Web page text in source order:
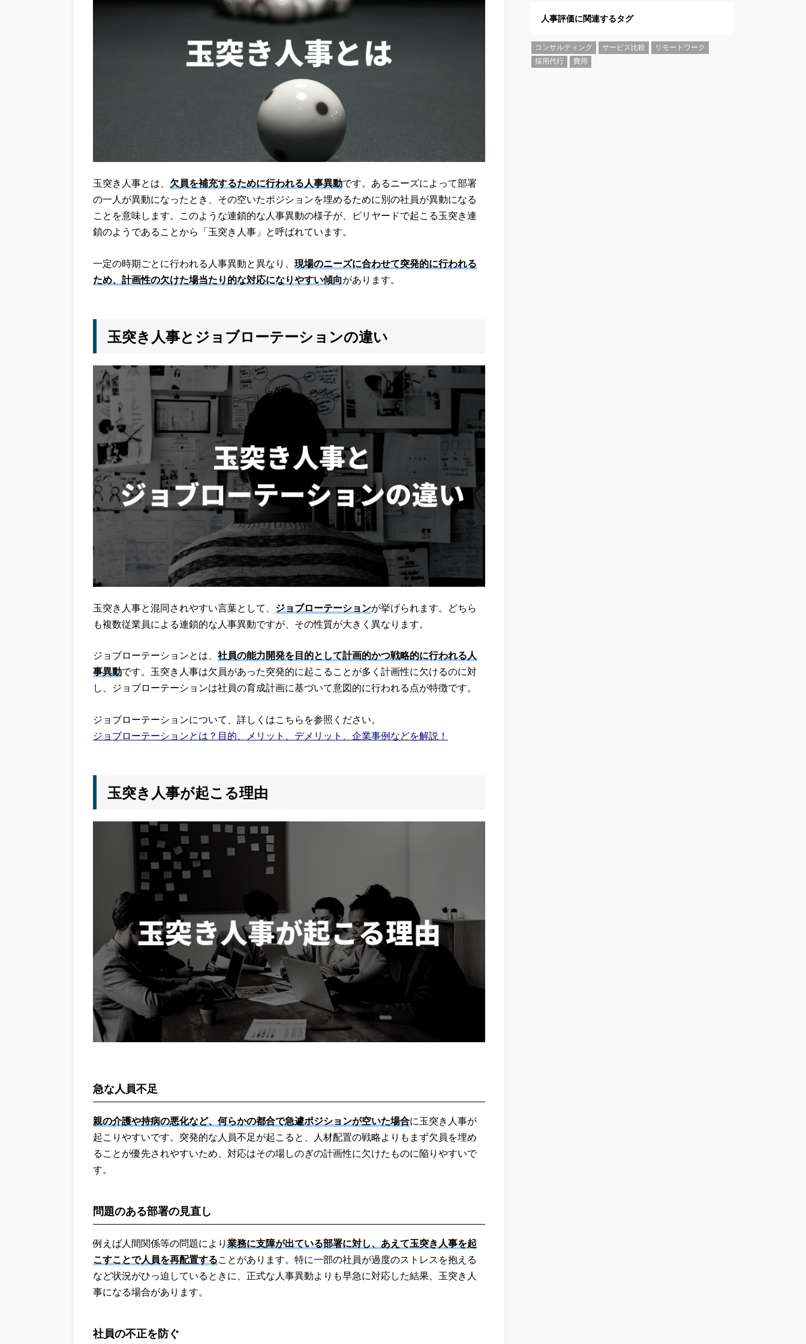
玉突き人事とは、 欠員を補充するために行われる人事異動です。あるニーズによって部署
の一人が異動になったとき、その空いたポジションを埋めるために別の社員が異動になる
ことを意味します。このような連鎖的な人事異動の様子が、ビリヤードで起こる玉突き連
鎖のようであることから「玉突き人事」と呼ばれています。
一定の時期ごとに行われる人事異動と異なり、 現場のニーズに合わせて突発的に行われる
ため、計画性の欠けた場当たり的な対応になりやすい傾向 があります。
玉突き人事とジョブローテーションの違い
玉突き人事と混同されやすい言葉として、 ジョブローテーションが挙げられます。どちら
も複数従業員による連鎖的な人事異動ですが、その性質が大きく異なります。
ジョブローテーションとは、 社員の能力開発を目的として計画的かつ戦略的に行われる人
事異動です。玉突き人事は欠員があった突発的に起こることが多く計画性に欠けるのに対
し、ジョブローテーションは社員の育成計画に基づいて意図的に行われる点が特徴です。
ジョブローテーションについて、詳しくはこちらを参照ください。
ジョブローテーションとは？目的、メリット、デメリット、企業事例などを解説！
玉突き人事が起こる理由
急な人員不足
親の介護や持病の悪化など、何らかの都合で急遽ポジションが空いた場合に玉突き人事が
起こりやすいです。突発的な人員不足が起こると、人材配置の戦略よりもまず欠員を埋め
ることが優先されやすいため、対応はその場しのぎの計画性に欠けたものに陥りやすいで
す。
問題のある部署の見直し
例えば人間関係等の問題により 業務に支障が出ている部署に対し、あえて玉突き人事を起
こすことで人員を再配置することがあります。特に一部の社員が過度のストレスを抱える
など状況がひっ迫しているときに、正式な人事異動よりも早急に対応した結果、玉突き人
事になる場合があります。
社員の不正を防ぐ
人事評価に関連するタグ
コンサルティング サービス比較
リモートワーク
採用代行
費用